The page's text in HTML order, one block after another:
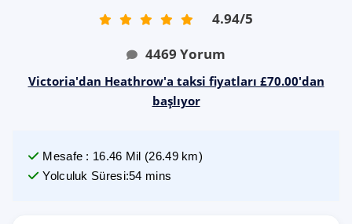
4.94/5
4469 Yorum
Victoria'dan Heathrow'a taksi fiyatları £70.00'dan
başlıyor
Mesafe : 16.46 Mil (26.49km)
Yolculuk Süresi:54 mins